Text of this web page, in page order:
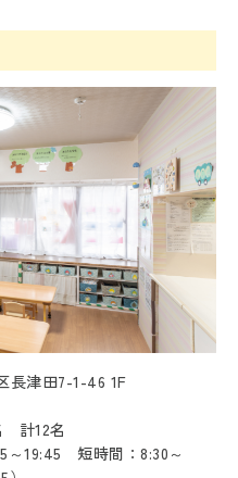
長津田7-1-46 1F
計12名
19:45 短時間：8:30～